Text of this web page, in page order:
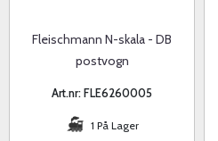
Fleischmann N-skala - DB
postvogn
Art.nr: FLE6260005
1 På Lager